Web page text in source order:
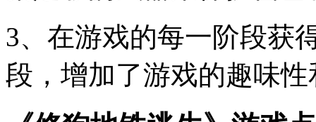
3、在游戏的每一阶段获
段，增加了游戏的趣味